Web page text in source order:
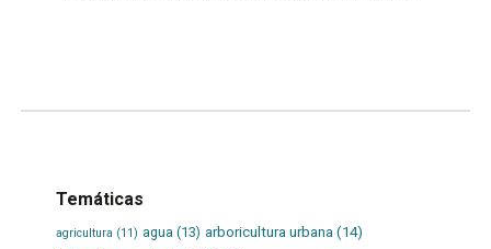
Temáticas
agricultura (11) agua (13) arboricultura urbana(14)